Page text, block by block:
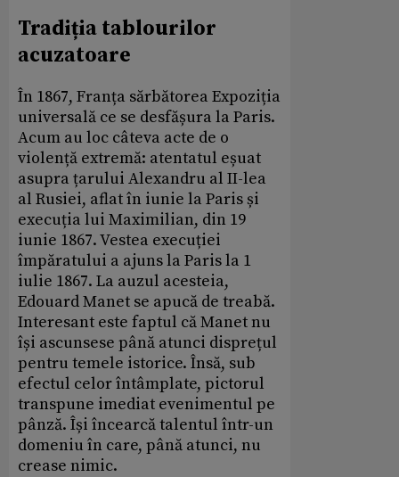
Tradiția tablourilor
acuzatoare
În 1867, Franța sărbătorea Expoziția
universală ce se desfășura la Paris.
Acum au loc câteva acte de o
violență extremă: atentatul eșuat
asupra țarului Alexandru al II-lea
al Rusiei, aflat în iunie la Paris și
execuția lui Maximilian, din 19
iunie 1867. Vestea execuției
împăratului a ajuns la Paris la 1
iulie 1867. La auzul acesteia,
Edouard Manet se apucă de treabă.
Interesant este faptul că Manet nu
își ascunsese până atunci disprețul
pentru temele istorice. Însă, sub
efectul celor întâmplate, pictorul
transpune imediat evenimentul pe
pânză. Își încearcă talentul într-un
domeniu în care, până atunci, nu
crease nimic.